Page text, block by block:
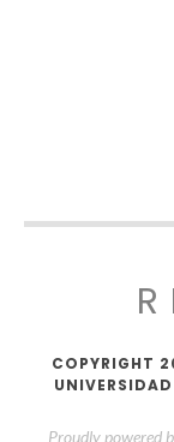
COPYRIGHT
Proudly powered